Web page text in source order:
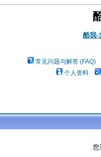
酷我-
常见问题与解答 (FAQ)
个人资料
您